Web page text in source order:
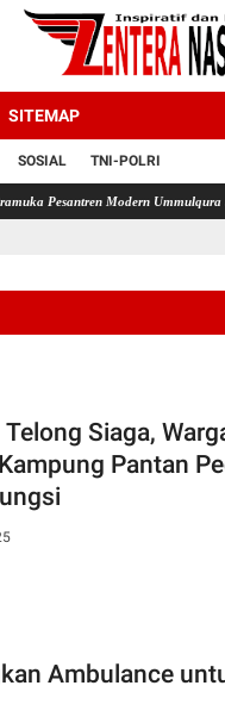
SITEMAP
SOSIAL TNI-POLRI
Modern Ummulqura Siap
Siaga,
Pantan
Ambulance